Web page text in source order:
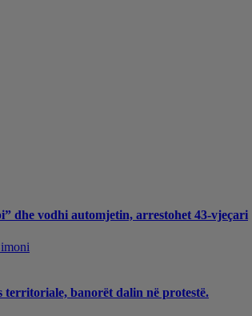
dhe vodhi automjetin, arrestohet 43-vjeçari
banorët dalin në protestë.